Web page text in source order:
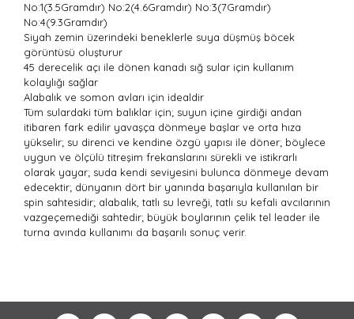
No:1(3.5Gramdır) No:2(4.6Gramdır) No:3(7Gramdır)
No:4(9.3Gramdır)
Siyah zemin üzerindeki beneklerle suya düşmüş böcek
görüntüsü oluşturur
45 derecelik açı ile dönen kanadı sığ sular için kullanım
kolaylığı sağlar
Alabalık ve somon avları için idealdir
Tüm sulardaki tüm balıklar için; suyun içine girdiği andan
itibaren fark edilir yavaşça dönmeye başlar ve orta hıza
yükselir; su direnci ve kendine özgü yapısı ile döner; böylece
uygun ve ölçülü titreşim frekanslarını sürekli ve istikrarlı
olarak yayar; suda kendi seviyesini bulunca dönmeye devam
edecektir; dünyanın dört bir yanında başarıyla kullanılan bir
spin sahtesidir; alabalık, tatlı su levreği, tatlı su kefali avcılarının
vazgeçemediği sahtedir; büyük boylarının çelik tel leader ile
turna avında kullanımı da başarılı sonuç verir.
formunu kullanarak tarafımıza iletebilirsiniz.